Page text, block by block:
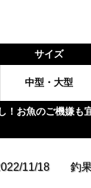
サイズ
中型・大型
！お魚のご機嫌も
11/18 釣